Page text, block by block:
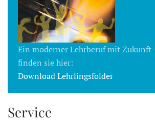
Ein moderner Lehrberuf mit Zukunft
finden sie hier:
Download Lehrlingsfolder
Service